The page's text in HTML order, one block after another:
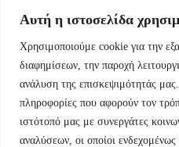
Αυτή η ιστοσελίδα
Χρησιμοποιούμε cookie για την
διαφημίσεων, την παροχή
ανάλυση της επισκεψιμότητάς
πληροφορίες που αφορούν τον
ιστότοπό μας με συνεργάτες
αναλύσεων, οι οποίοι
Εμμ.Μπενάκη 76
+30.2110084023
info@kyfantabooks.gr